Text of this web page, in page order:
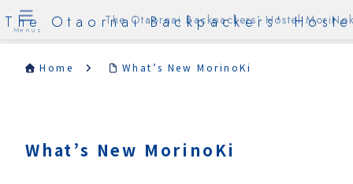
The Otaornai Backpackers'
Home What’s New MorinoKi
What’s New MorinoKi
Menus
The Otaornai Backpackers' Hostel